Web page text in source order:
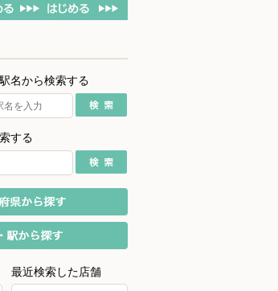
名から検索する
する
最近検索した店舗